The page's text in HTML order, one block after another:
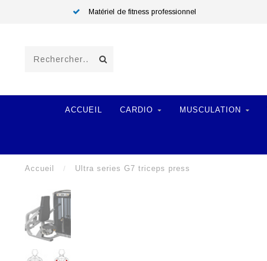
Matériel de fitness professionnel
ACCUEIL CARDIO MUSCULATION
Accueil / Ultra series G7 triceps press